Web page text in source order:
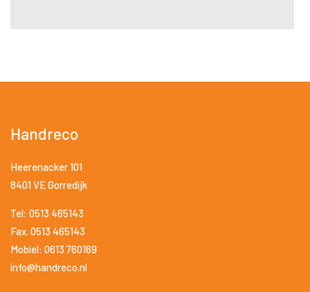
Handreco
Heerenacker 101
8401 VE Gorredijk
Tel: 0513 465143
Fax. 0513 465143
Mobiel: 0613 760169
info@handreco.nl